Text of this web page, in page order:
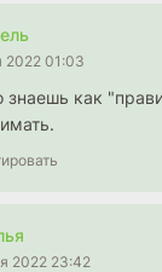
2022 01:03
знаешь как
2022 23:42